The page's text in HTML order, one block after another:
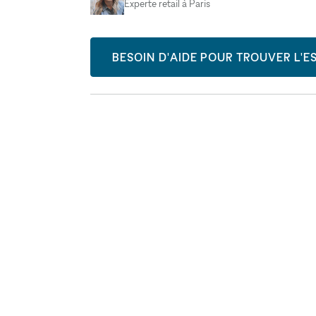
Experte retail à Paris
BESOIN D'AIDE POUR TROUVER